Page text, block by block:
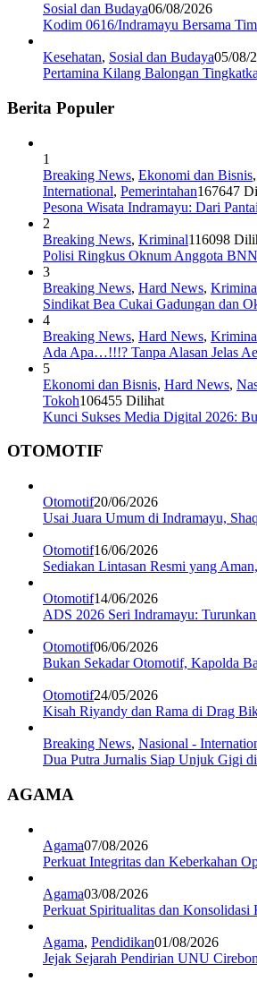
Sosial dan Budaya06/08/2026
Kodim 0616/Indramayu Bersama
Kesehatan, Sosial dan Budaya05/08/
Pertamina Kilang Balongan
Berita Populer
1
Breaking News, Ekonomi dan Bisnis,
International, Pemerintahan167647
Pesona Wisata Indramayu: Dari
2
Breaking News, Kriminal116098
Polisi Ringkus Oknum Anggota
3
Breaking News, Hard News,
Sindikat Bea Cukai Gadungan dan
4
Breaking News, Hard News,
Ada Apa…!!!? Tanpa Alasan Jelas
5
Ekonomi dan Bisnis, Hard News,
Tokoh106455 Dilihat
Kunci Sukses Media Digital 2026:
OTOMOTIF
Otomotif20/06/2026
Usai Juara Umum di Indramayu,
Otomotif16/06/2026
Sediakan Lintasan Resmi yang
Otomotif14/06/2026
ADS 2026 Seri Indramayu:
Otomotif06/06/2026
Bukan Sekadar Otomotif, Kapolda
Otomotif24/05/2026
Kisah Riyandy dan Rama di Drag
Breaking News, Nasional -
Dua Putra Jurnalis Siap Unjuk Gigi
AGAMA
Agama07/08/2026
Perkuat Integritas dan Keberkahan
Agama03/08/2026
Perkuat Spiritualitas dan
Agama, Pendidikan01/08/2026
Jejak Sejarah Pendirian UNU